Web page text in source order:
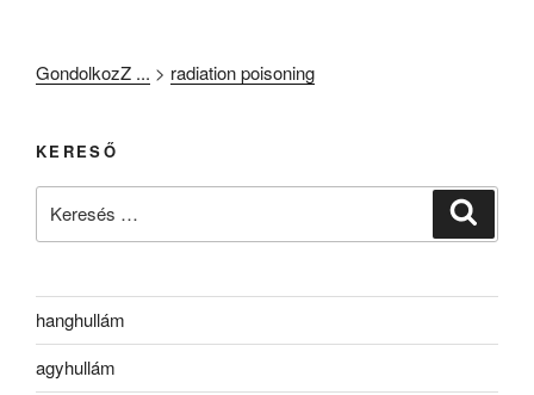
GondolkozZ ... > radiation poisoning
KERESŐ
hanghullám
agyhullám